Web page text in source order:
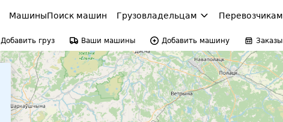
МашиныПоиск машин Грузовладельцам Перевозчикам
Добавить груз Ваши машины Добавить машину Заказы